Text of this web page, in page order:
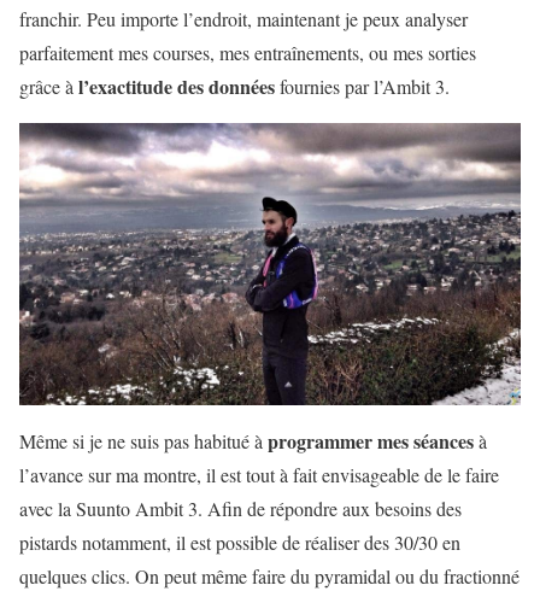
franchir. Peu importe l’endroit, maintenant je peux analyser
parfaitement mes courses, mes entraînements, ou mes sorties
grâce àl’exactitude des donnéesfournies par l’Ambit 3.
Même si je ne suis pas habitué àprogrammer mes séancesà
l’avance sur ma montre, il est tout à fait envisageable de le faire
avec la Suunto Ambit 3. Afin de répondre aux besoins des
pistards notamment, il est possible de réaliser des 30/30 en
quelques clics. On peut même faire du pyramidal ou du fractionné